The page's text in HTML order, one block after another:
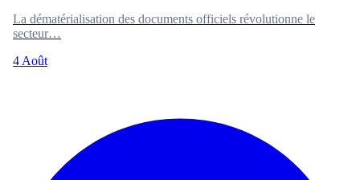
La dématérialisation des documents officiels révolutionne le
secteur…
4 Août